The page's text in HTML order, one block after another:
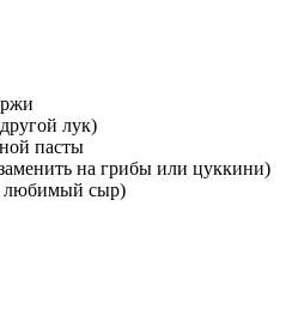
лук)
пасты
на грибы или цуккини)
любимый сыр)